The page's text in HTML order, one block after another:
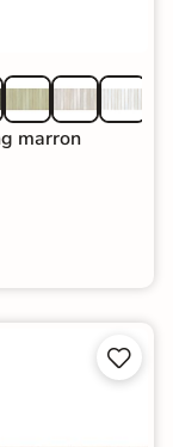
marron

